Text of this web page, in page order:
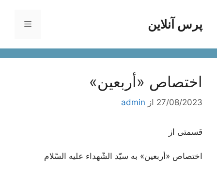
محتواپرس آنلاین فهرست
اختصاص «أربعين»
27/08/2023 از admin
قسمتی از
اختصاص «أربعين» به سيّد الشّهداء عليه السّلام